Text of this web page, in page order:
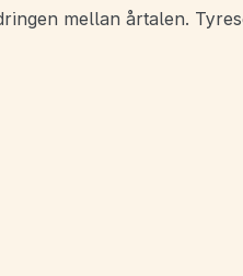
mellan årtalen.